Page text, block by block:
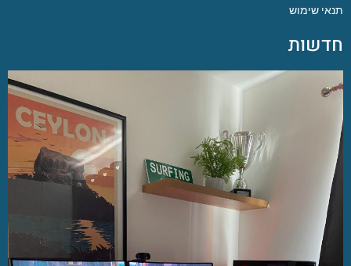
תנאי שימוש
חדשות